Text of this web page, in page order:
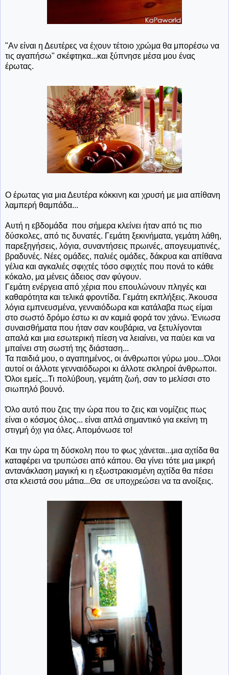
"Αν είναι η Δευτέρες να έχουν τέτοιο χρώμα θα μπορέσω να
τις αγαπήσω" σκέφτηκα...και ξύπνησε μέσα μου ένας
έρωτας.
Ο έρωτας για μια Δευτέρα κόκκινη και χρυσή με μια απίθανη
λαμπερή θαμπάδα...
Αυτή η εβδομάδα που σήμερα κλείνει ήταν από τις πιο
δύσκολες, από τις δυνατές. Γεμάτη ξεκινήματα, γεμάτη λάθη,
παρεξηγήσεις, λόγια, συναντήσεις πρωινές, απογευματινές,
βραδυνές. Νέες ομάδες, παλιές ομάδες, δάκρυα και απίθανα
γέλια και αγκαλιές σφιχτές τόσο σφιχτές που πονά το κάθε
κόκαλο, μα μένεις άδειος σαν φύγουν.
Γεμάτη ενέργεια από χέρια που επουλώνουν πληγές και
καθαρότητα και τελικά φροντίδα. Γεμάτη εκπλήξεις. Άκουσα
λόγια εμπνευσμένα, γενναιόδωρα και κατάλαβα πως είμαι
στο σωστό δρόμο έστω κι αν καμιά φορά τον χάνω. Ένιωσα
συναισθήματα που ήταν σαν κουβάρια, να ξετυλίγονται
απαλά και μια εσωτερική πίεση να λειαίνει, να παύει και να
μπαίνει στη σωστή της διάσταση...
Τα παιδιά μου, ο αγαπημένος, οι άνθρωποι γύρω μου...Όλοι
αυτοί οι άλλοτε γενναιόδωροι κι άλλοτε σκληροί άνθρωποι.
Όλοι εμείς...Τι πολύβουη, γεμάτη ζωή, σαν το μελίσσι στο
σιωπηλό βουνό.
Όλο αυτό που ζεις την ώρα που το ζεις και νομίζεις πως
είναι ο κόσμος όλος... είναι απλά σημαντικό για εκείνη τη
στιγμή όχι για όλες. Απομόνωσε το!
Και την ώρα τη δύσκολη που το φως χάνεται...μια αχτίδα θα
καταφέρει να τρυπώσει από κάπου. Θα γίνει τότε μια μικρή
αντανάκλαση μαγική κι η εξωστρακισμένη αχτίδα θα πέσει
στα κλειστά σου μάτια...Θα σε υποχρεώσει να τα ανοίξεις.